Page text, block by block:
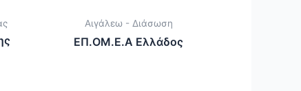
Αιγάλεω - Διάσωση
ΕΠ.ΟΜ.Ε.Α Ελλάδος